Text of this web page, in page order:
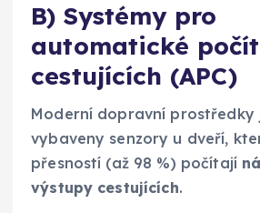
B) Systémy pro
automatické
cestujících (APC)
Moderní dopravní prostředky
vybaveny senzory u dveří,
přesností (až 98 %) počítají
výstupy cestujících.